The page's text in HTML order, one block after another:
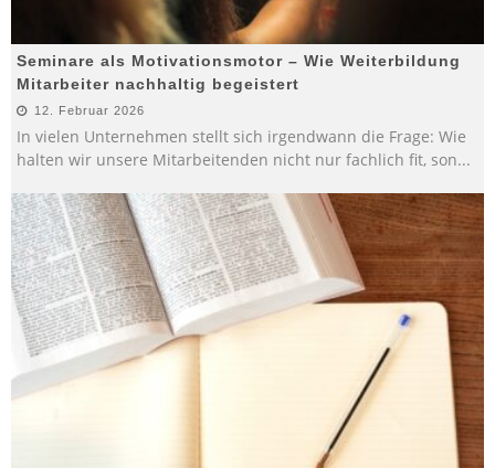
Seminare als Motivationsmotor – Wie Weiterbildung
Mitarbeiter nachhaltig begeistert
12. Februar 2026
In vielen Unternehmen stellt sich irgendwann die Frage: Wie
halten wir unsere Mitarbeitenden nicht nur fachlich fit, son...